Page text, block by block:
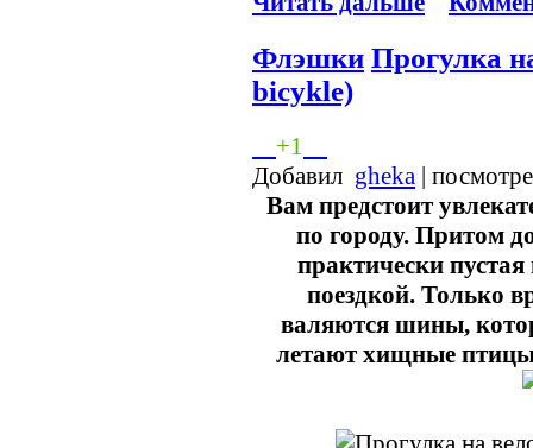
Флэшки Прогулка
bicykle)
+1
Добавил gheka |
Вам предстоит
по городу. Притом
практически
поездкой. Только
валяются шины,
летают хищные